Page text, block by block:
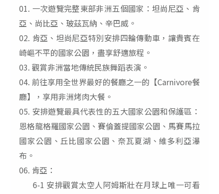
01. 一次遊覽完整東部非洲五個國家：坦尚尼亞、肯
亞、尚比亞、玻茲瓦納、辛巴威。
02. 肯亞、坦尚尼亞特別安排四輪傳動車，讓貴賓在
崎嶇不平的國家公園，盡享舒適旅程。
03. 觀賞非洲當地傳統民族舞蹈表演。
04. 前往享用全世界最好的餐廳之一的【Carnivore餐
廳】，享用非洲烤肉大餐。
05. 安排遊覽最具代表性的五大國家公園和保護區：
恩格龍格羅國家公園、賽倫蓋提國家公園、馬賽馬拉
國家公園、丘比國家公園、奈瓦夏湖、維多利亞瀑
布。
06. 肯亞：
6-1 安排觀賞太空人阿姆斯壯在月球上唯一可看